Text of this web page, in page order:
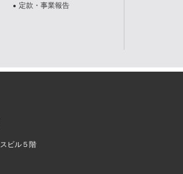
定款・事業報告
ビル５階